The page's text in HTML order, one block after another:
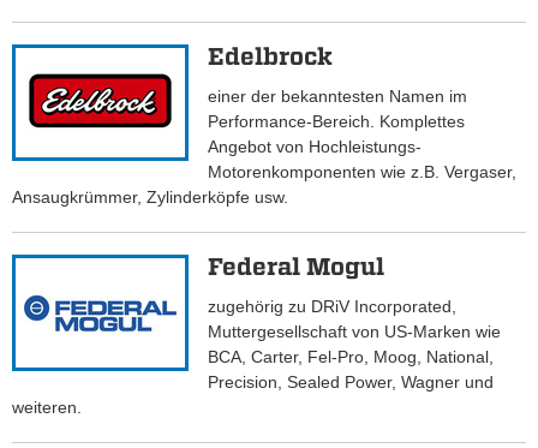
Edelbrock
einer der bekanntesten Namen im
Performance-Bereich. Komplettes
Angebot von Hochleistungs-
Motorenkomponenten wie z.B. Vergaser,
Ansaugkrümmer, Zylinderköpfe usw.
Federal Mogul
zugehörig zu DRiV Incorporated,
Muttergesellschaft von US-Marken wie
BCA, Carter, Fel-Pro, Moog, National,
Precision, Sealed Power, Wagner und
weiteren.